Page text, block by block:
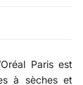
Paris est
à sèches et